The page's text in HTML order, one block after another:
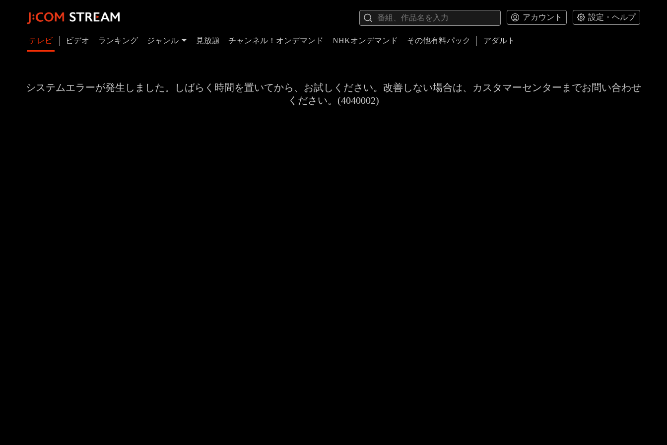
アカウント 設定・ヘルプ
テレビ ビデオ ランキング ジャンル 見放題 チャンネル！オンデマンド NHKオンデマンド その他有料パック アダルト
システムエラーが発生しました。しばらく時間を置いてから、お試しください。改善しない場合は、カスタマーセンターまでお問い合わせ
ください。(4040002)